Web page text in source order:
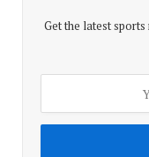
Get the latest